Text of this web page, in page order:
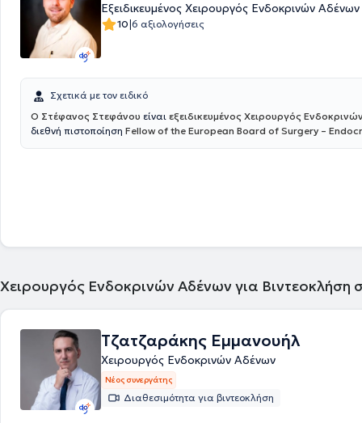
King’s College Hospital στο Λονδίνο και ακολούθως μετεκπαιδεύτηκε
Πανεπιστημιακό Νοσοκομείο της Πίζας στην ελάχιστα επεμβατική
θυρεοειδεκτομή / παραθυρεοειδεκτομή (MIVAT MIVAP). Συμμετείχε σε
μετεκπαιδευτικών σεμιναρίων Λαπαροσκοπικής χειρουργικής και
χειρουργικών τεχνικών, στην συγγραφή επιστημονικών άρθρων, σε
ομιλίες σε ποικίλα ιατρικά συνέδρια, καθώς επίσης είχε ενεργό ρόλο
εκπαίδευση των ειδικευομένων και φοιτητών ιατρικής. Έχει διατελέσει
επικουρικός Επιμελητής Β΄ στην Α΄ Χειρουργική Κλινική του Γενικού
Αττικής ΚΑΤ, Επιστημονικός Συνεργάτης Ενδοκρινικής Χειρουργικής,
Γενικής & Λαπαροσκοπικής Χειρουργικής και Χειρουργικής Πεπτικού
Εξειδικευμένος Χειρουργός Ενδοκρινών Αδένων
10|6 αξιολογήσεις
Σχετικά με τον ειδικό
Ο Στέφανος Στεφάνου είναι εξειδικευμένος Χειρουργός
διεθνή πιστοποίηση Fellow of the European Board of Surgery –
Μεταπτυχιακούς Τίτλους: στη Χειρουργική Ενδοκρινών Αδένων από το
Χειρουργός Ενδοκρινών Αδένων για Βιντεοκλήση
Τζατζαράκης Εμμανουήλ
Χειρουργός Ενδοκρινών Αδένων
Νέος συνεργάτης
Διαθεσιμότητα για βιντεοκλήση